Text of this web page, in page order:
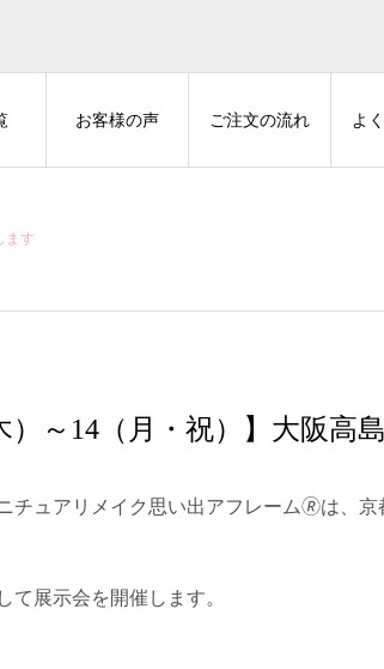
お客様の声 ご注文の流れ よ
ます
）～14（月・祝）】大阪
チュアリメイク思い出アフレーム🄬は、
て展示会を開催します。